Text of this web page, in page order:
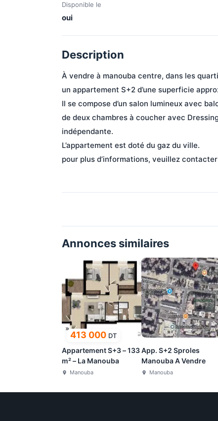
Disponible le
oui
Description
À vendre à manouba centre, dans les
un appartement S+2 d’une superficie
Il se compose d’un salon lumineux avec
de deux chambres à coucher avec
indépendante.
L’appartement est doté du gaz du ville.
pour plus d’informations, veuillez
Annonces similaires
413 000 DT
Appartement S+3 – 133
m² – La Manouba
Manouba
App. S+2 Sproles
Manouba A Vendre
Manouba